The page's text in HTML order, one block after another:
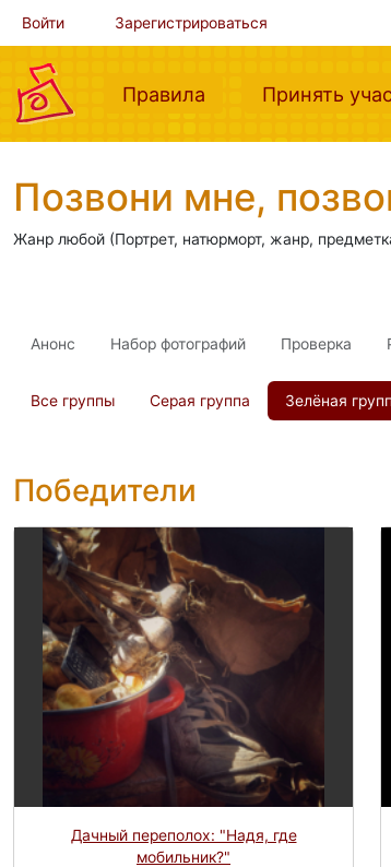
Войти Зарегистрироваться
Правила (current)Принять
Позвони мне,
Жанр любой (Портрет, натюрморт, жанр,
Анонс Набор фотографий Проверка
Все группы Серая группа Зелёная
Победители
Дачный переполох: "Надя, где
мобильник?"